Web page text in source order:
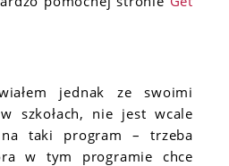
jednak ze swoimi
w szkołach, nie jest wcale
na taki program – trzeba
w tym programie chce